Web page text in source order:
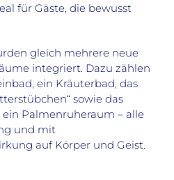
für Gäste, die bewusst
gleich mehrere neue
integriert. Dazu zählen
ein Kräuterbad, das
sowie das
Palmenruheraum – alle
und mit
auf Körper und Geist.